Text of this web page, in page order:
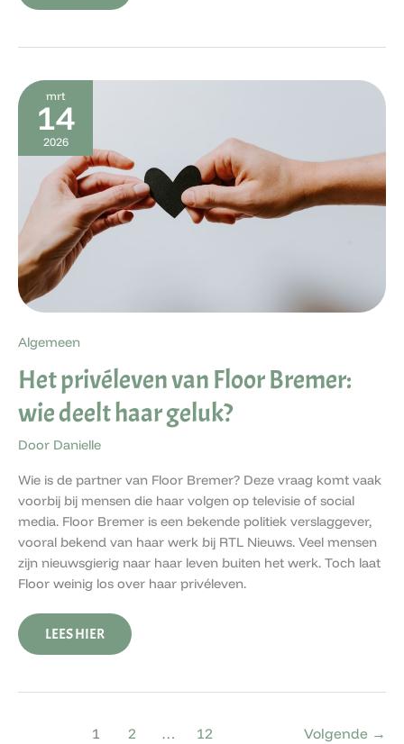
mrt
14
2026
Algemeen
Het privéleven van Floor Bremer:
wie deelt haar geluk?
Door Danielle
Wie is de partner van Floor Bremer? Deze vraag komt vaak
voorbij bij mensen die haar volgen op televisie of social
media. Floor Bremer is een bekende politiek verslaggever,
vooral bekend van haar werk bij RTL Nieuws. Veel mensen
zijn nieuwsgierig naar haar leven buiten het werk. Toch laat
Floor weinig los over haar privéleven.
PRIVÉLEVEN
VAN
FLOOR
BREMER:
WIE
DEELT
HAAR
GELUK?
LEES HIER
1 2 … 12 Volgende →